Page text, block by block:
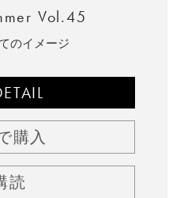
Vol.45
のイメージ
購入
読